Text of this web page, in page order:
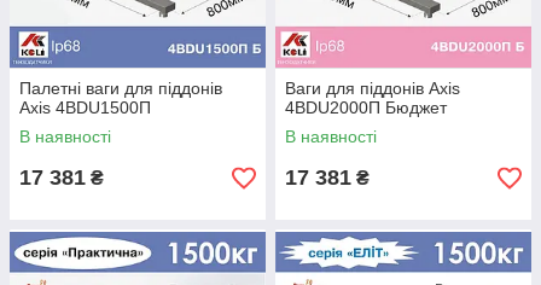
Палетні ваги для піддонів
Ахіѕ 4BDU1500П
В наявності
17 381 ₴
Ваги для піддонів Axis
4BDU2000П Бюджет
В наявності
17 381 ₴